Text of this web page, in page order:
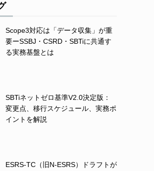
Scope3対応は「データ収集」が重
要ーSSBJ・CSRD・SBTiに共通す
る実務基盤とは
SBTiネットゼロ基準V2.0決定版：
変更点、移行スケジュール、実務ポ
イントを解説
ESRS-TC（旧N-ESRS）ドラフトが